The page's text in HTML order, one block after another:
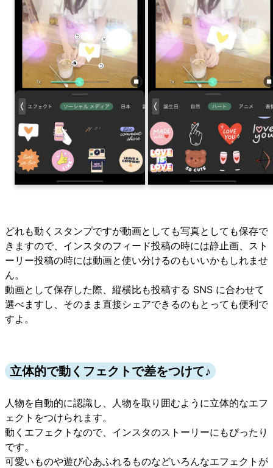
どれも動くスタンプですが動画としても写真としても保存で
きますので、インスタのフィード投稿の時には静止画、スト
ーリー投稿の時には動画と使い分けるのもいいかもしれませ
ん。
動画として保存した際、縦横比も投稿する SNS に合わせて
選べますし、そのまま直接シェアできるのもとっても便利で
すよ。
立体的で動くフェクトで差をつけて♪
人物を自動的に認識し、人物を取り囲むように立体的なエフ
ェクトをつけられます。
動くエフェクトなので、インスタのストーリーにもぴったり
です。
可愛いものや遊び心あふれるものなどいろんなエフェクトが